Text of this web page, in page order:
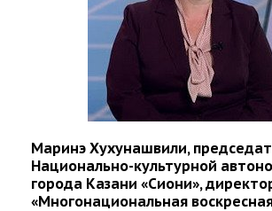
Маринэ Хухунашвили,
Национально-культурной
города Казани «Сиони»,
«Многонациональная